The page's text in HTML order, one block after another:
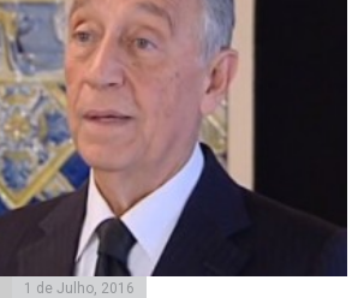
1 de Julho, 2016